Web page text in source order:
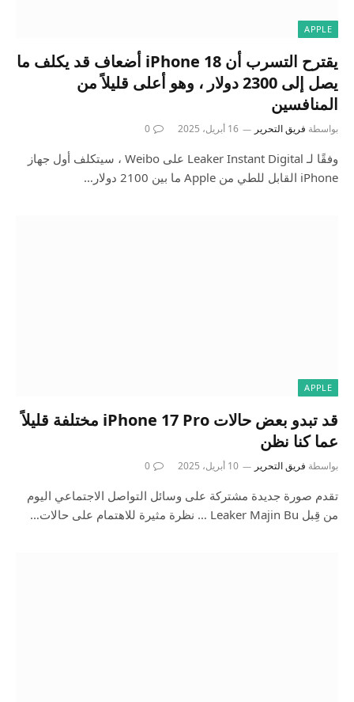
APPLE
يقترح التسرب أن iPhone 18 أضعاف قد يكلف ما
يصل إلى 2300 دولار ، وهو أعلى قليلاً من
المنافسين
بواسطة فريق التحرير 16 أبريل، 2025 0
وفقًا لـ Leaker Instant Digital على Weibo ، سيتكلف أول جهاز
iPhone القابل للطي من Apple ما بين 2100 دولار…
APPLE
قد تبدو بعض حالات iPhone 17 Pro مختلفة قليلاً
عما كنا نظن
بواسطة فريق التحرير 10 أبريل، 2025 0
تقدم صورة جديدة مشتركة على وسائل التواصل الاجتماعي اليوم
من قِبل Leaker Majin Bu … نظرة مثيرة للاهتمام على حالات…